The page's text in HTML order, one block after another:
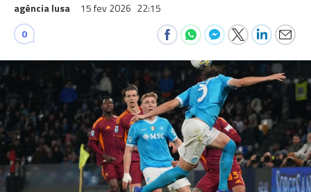
agência lusa 15 fev 2026 22:15
0